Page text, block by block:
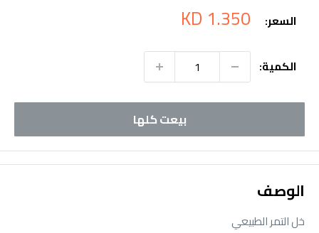
السعر: سعر
التخفيض
1.350 KD
الكمية:
بيعت كلها
الوصف
خل التمر الطبيعي